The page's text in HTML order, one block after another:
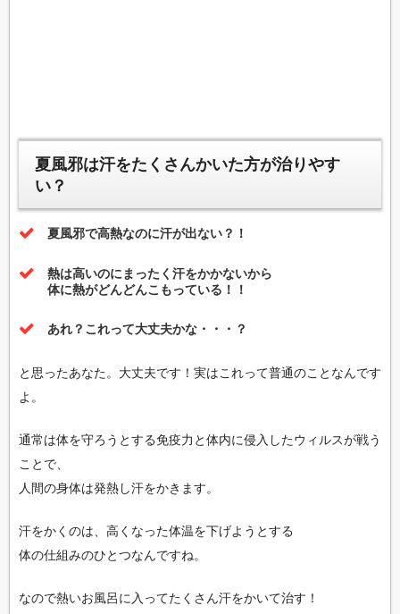
夏風邪は汗をたくさんかいた方が治りやす
い？
夏風邪で高熱なのに汗が出ない？！
熱は高いのにまったく汗をかかないから
体に熱がどんどんこもっている！！
あれ？これって大丈夫かな・・・？
と思ったあなた。大丈夫です！実はこれって普通のことなんです
よ。
通常は体を守ろうとする免疫力と体内に侵入したウィルスが戦う
ことで、
人間の身体は発熱し汗をかきます。
汗をかくのは、高くなった体温を下げようとする
体の仕組みのひとつなんですね。
なので熱いお風呂に入ってたくさん汗をかいて治す！